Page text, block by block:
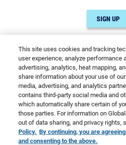
SIGN UP
©2026 Primo
Privacy Policy –
Les témoins utilisés sur ce
l’amélioration constante de
candidats. Sachez que toutes
nous recueillons des
sont anonymes. Apprenez-en
droits dans notrePolitique de
This site uses cookies and tracking
user experience, analyze performance
advertising, analytics, heat mapping,
share information about your use of
media, advertising, and analytics
contains third-party social media and
which automatically share certain of
those parties. For information on
out of data sharing, and privacy rights,
Policy. By continuing, you are
and consenting to the above.